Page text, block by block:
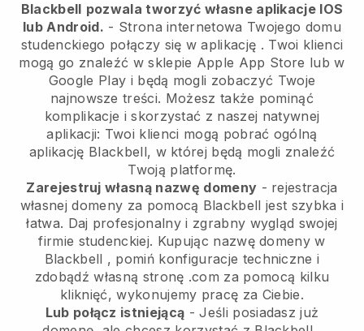
Blackbell pozwala tworzyć własne aplikacje IOS
lub Android. - Strona internetowa Twojego domu
studenckiego połączy się w aplikację . Twoi klienci
mogą go znaleźć w sklepie Apple App Store lub w
Google Play i będą mogli zobaczyć Twoje
najnowsze treści. Możesz także pominąć
komplikacje i skorzystać z naszej natywnej
aplikacji: Twoi klienci mogą pobrać ogólną
aplikację Blackbell, w której będą mogli znaleźć
Twoją platformę.
Zarejestruj własną nazwę domeny - rejestracja
własnej domeny za pomocą Blackbell jest szybka i
łatwa. Daj profesjonalny i zgrabny wygląd swojej
firmie studenckiej. Kupując nazwę domeny w
Blackbell , pomiń konfiguracje techniczne i
zdobądź własną stronę .com za pomocą kilku
kliknięć, wykonujemy pracę za Ciebie.
Lub połącz istniejącą - Jeśli posiadasz już